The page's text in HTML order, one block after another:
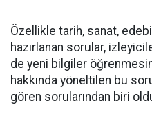
Özellikle tarih, sanat,
hazırlanan sorular,
de yeni bilgiler
hakkında yöneltilen bu
gören sorularından biri